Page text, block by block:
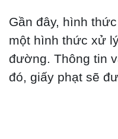
Gần đây, hình
một hình thức xử
đường. Thông tin
đó, giấy phạt sẽ